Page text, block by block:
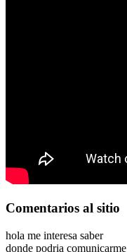
Comentarios al sitio
hola me interesa saber
donde podria comunicarme